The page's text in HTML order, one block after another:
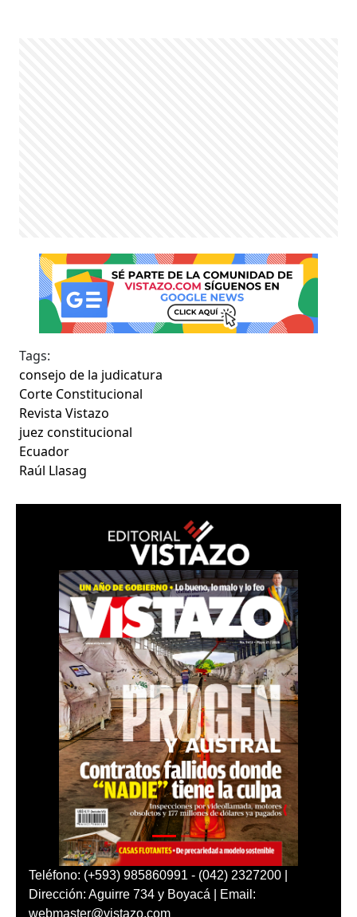
Tags:
consejo de la judicatura
Corte Constitucional
Revista Vistazo
juez constitucional
Ecuador
Raúl Llasag
Teléfono: (+593) 985860991 - (042) 2327200 |
Dirección: Aguirre 734 y Boyacá | Email:
webmaster@vistazo.com